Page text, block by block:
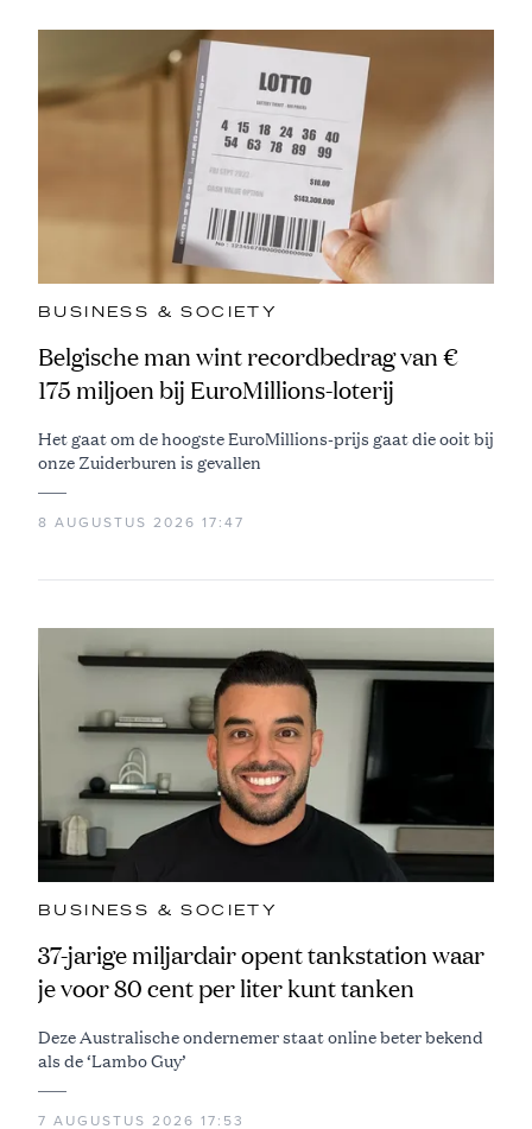
BUSINESS & SOCIETY
Belgische man wint recordbedrag van €
175 miljoen bij EuroMillions-loterij
Het gaat om de hoogste EuroMillions-prijs gaat die ooit bij
onze Zuiderburen is gevallen
8 AUGUSTUS 2026 17:47
BUSINESS & SOCIETY
37-jarige miljardair opent tankstation waar
je voor 80 cent per liter kunt tanken
Deze Australische ondernemer staat online beter bekend
als de ‘Lambo Guy’
7 AUGUSTUS 2026 17:53